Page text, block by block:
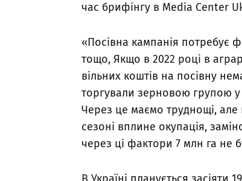
час брифінгу в Media Center
«Посівна кампанія потребує
тощо, Якщо в 2022 році в
вільних коштів на посівну
торгували зерновою групою у
Через це маємо труднощі,
сезоні вплине окупація,
через ці фактори 7 млн га не